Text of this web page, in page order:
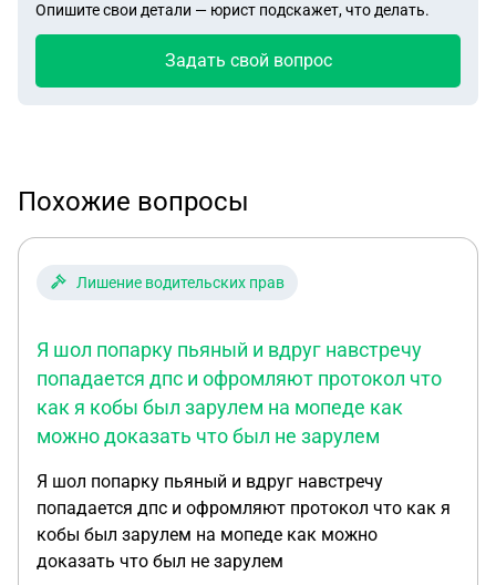
Опишите свои детали — юрист подскажет, что делать.
Задать свой вопрос
Похожие вопросы
Лишение водительских прав
Я шол попарку пьяный и вдруг навстречу
попадается дпс и офромляют протокол что
как я кобы был зарулем на мопеде как
можно доказать что был не зарулем
Я шол попарку пьяный и вдруг навстречу
попадается дпс и офромляют протокол что как я
кобы был зарулем на мопеде как можно
доказать что был не зарулем